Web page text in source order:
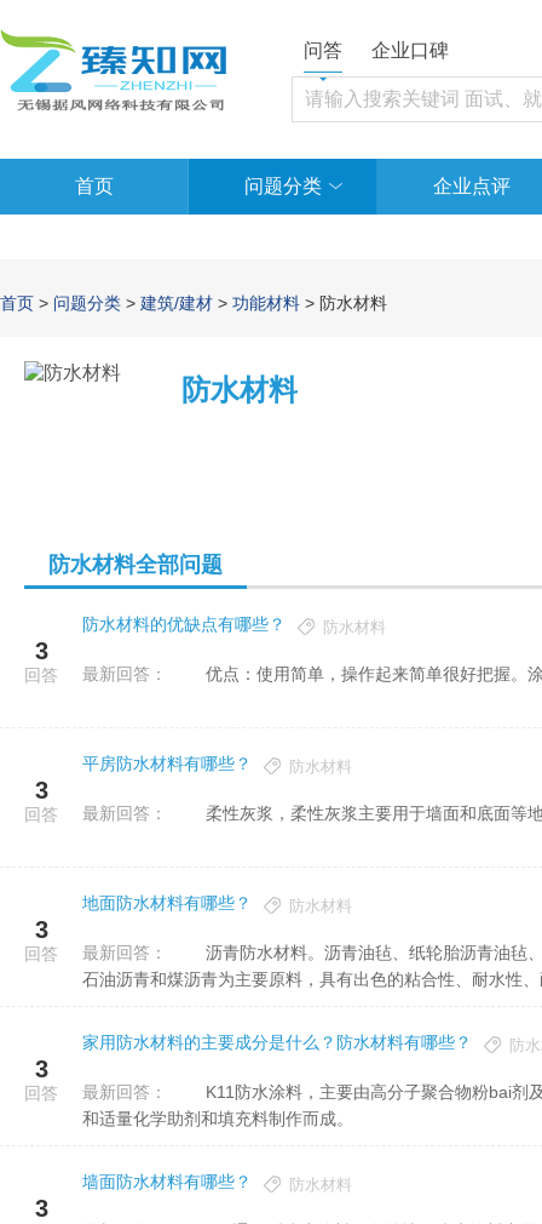
问答 企业口碑
首页 问题分类 企业点评
首页 > 问题分类 > 建筑/建材 > 功能材料 > 防水材料
防水材料
防水材料全部问题
3
回答
防水材料的优缺点有哪些？ 防水材料
最新回答： 优点：使用简单，操作起来简单很好把握。
3
回答
平房防水材料有哪些？ 防水材料
最新回答： 柔性灰浆，柔性灰浆主要用于墙面和底面等
3
回答
地面防水材料有哪些？ 防水材料
最新回答：
石油沥青和煤沥青为主要原料，具有出色的粘合性、耐水性
3
回答
家用防水材料的主要成分是什么？防水材料有哪些？ 防
最新回答：
和适量化学助剂和填充料制作而成。
3
墙面防水材料有哪些？ 防水材料